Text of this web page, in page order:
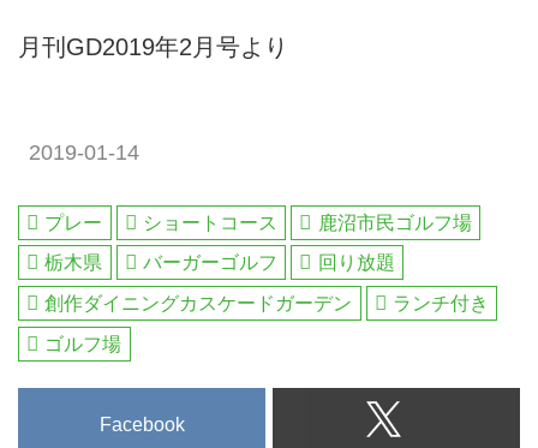
月刊GD2019年2月号より
2019-01-14
プレー ショートコース
鹿沼市民ゴルフ場
栃木県
バーガーゴルフ
回り放題
創作ダイニングカスケードガーデン
ランチ付き
ゴルフ場
Facebook